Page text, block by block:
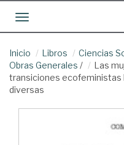
Toggle navigation
Inicio Libros Ciencias
Obras Generales /
Las
transiciones ecofeministas
diversas